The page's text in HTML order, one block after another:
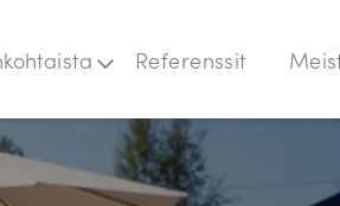
Referenssit
Laskutustiedot
Rekry
Jeemly